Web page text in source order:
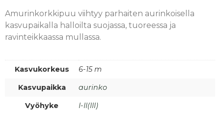
Amurinkorkkipuu viihtyy parhaiten aurinkoisella
kasvupaikalla halloilta suojassa, tuoreessa ja
ravinteikkaassa mullassa.
Kasvukorkeus 6-15 m
Kasvupaikka aurinko
Vyöhyke I-II(III)